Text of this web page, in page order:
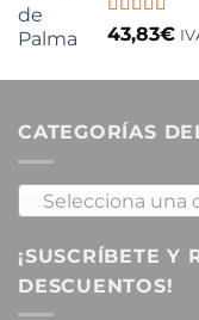
Valorado
con
43,83€
CATEGORÍAS
Selecciona una
¡SUSCRÍBETE Y
DESCUENTOS!